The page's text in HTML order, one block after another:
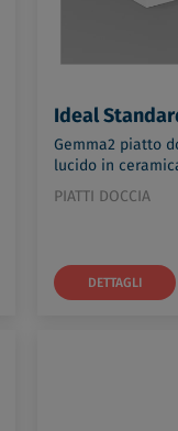
Ideal
Gemma2 piatto
lucido in
J526301
PIATTI DOCCIA
DETTAGLI